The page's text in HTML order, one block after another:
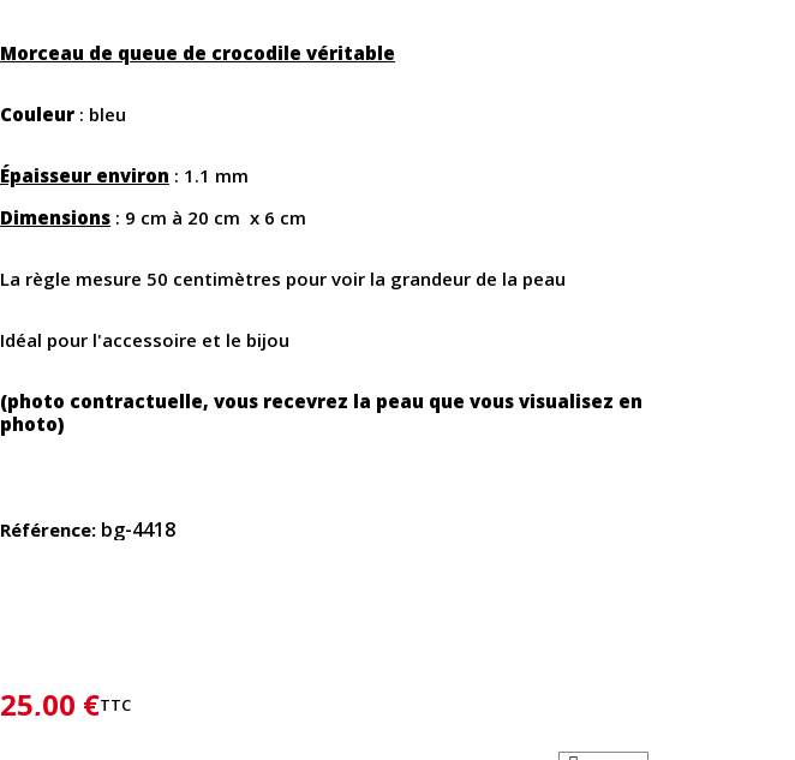
Morceau de queue de crocodile véritable
Couleur : bleu
Épaisseur environ : 1.1 mm
Dimensions : 9 cm à 20 cm x 6 cm
La règle mesure 50 centimètres pour voir la grandeur de la peau
Idéal pour l'accessoire et le bijou
(photo contractuelle, vous recevrez la peau que vous visualisez en
photo)
Référence bg-4418
25,00 €TTC